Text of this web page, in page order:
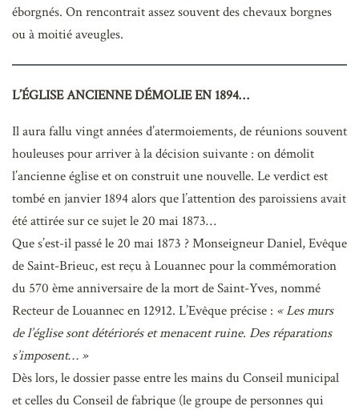
éborgnés. On rencontrait assez souvent des chevaux borgnes
ou à moitié aveugles.
L’ÉGLISE ANCIENNE DÉMOLIE EN 1894…
Il aura fallu vingt années d’atermoiements, de réunions souvent
houleuses pour arriver à la décision suivante : on démolit
l’ancienne église et on construit une nouvelle. Le verdict est
tombé en janvier 1894 alors que l’attention des paroissiens avait
été attirée sur ce sujet le 20 mai 1873…
Que s’est-il passé le 20 mai 1873 ? Monseigneur Daniel, Evêque
de Saint-Brieuc, est reçu à Louannec pour la commémoration
du 570 ème anniversaire de la mort de Saint-Yves, nommé
Recteur de Louannec en 12912. L’Evêque précise : « Les murs
de l’église sont détériorés et menacent ruine. Des réparations
s’imposent… »
Dès lors, le dossier passe entre les mains du Conseil municipal
et celles du Conseil de fabrique (le groupe de personnes qui